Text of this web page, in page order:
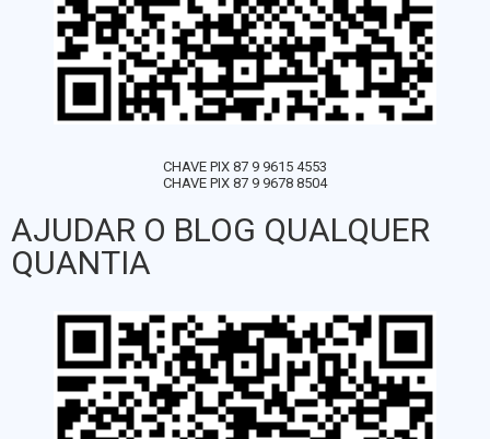
CHAVE PIX 87 9 9615 4553
CHAVE PIX 87 9 9678 8504
AJUDAR O BLOG QUALQUER
QUANTIA